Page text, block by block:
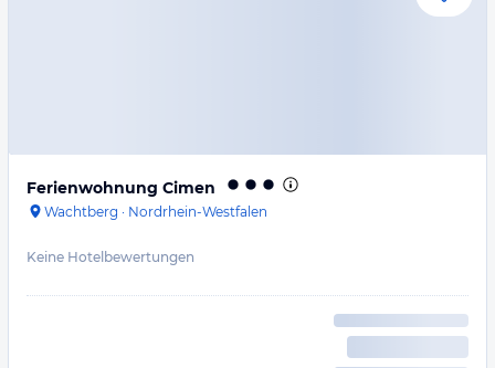
Ferienwohnung Cimen
Wachtberg · Nordrhein-Westfalen
Keine Hotelbewertungen